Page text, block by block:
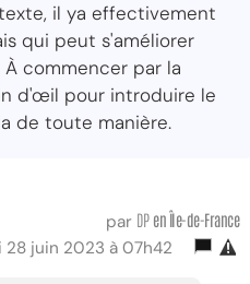
il ya effectivement
qui peut s'améliorer
commencer par la
d'œil pour introduire le
de toute manière.
par DP en Île-de-France
juin 2023 à 07h42